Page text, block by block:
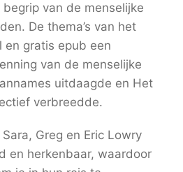
van de menselijke
De thema’s van het
en gratis epub een
van de menselijke
uitdaagde en Het
verbreedde.
Greg en Eric Lowry
en herkenbaar, waardoor